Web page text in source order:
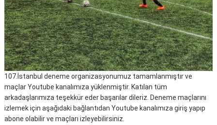
107.İstanbul deneme organizasyonumuz tamamlanmıştır ve
maçlar Youtube kanalımıza yüklenmiştir. Katılan tüm
arkadaşlarımıza teşekkür eder başarılar dileriz. Deneme maçlarını
izlemek için aşağıdaki bağlantıdan Youtube kanalımıza giriş yapıp
abone olabilir ve maçları izleyebilirsiniz.